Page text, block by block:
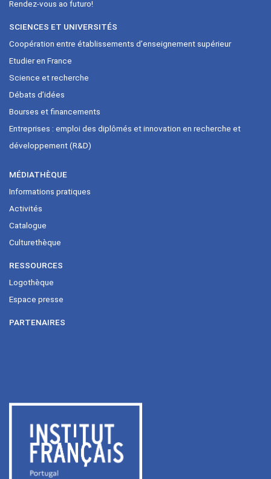
Rendez-vous ao futuro!
SCIENCES ET UNIVERSITÉS
Coopération entre établissements d’enseignement supérieur
Etudier en France
Science et recherche
Débats d’idées
Bourses et financements
Entreprises : emploi des diplômés et innovation en recherche et
développement (R&D)
MÉDIATHÈQUE
Informations pratiques
Activités
Catalogue
Culturethèque
RESSOURCES
Logothèque
Espace presse
PARTENAIRES